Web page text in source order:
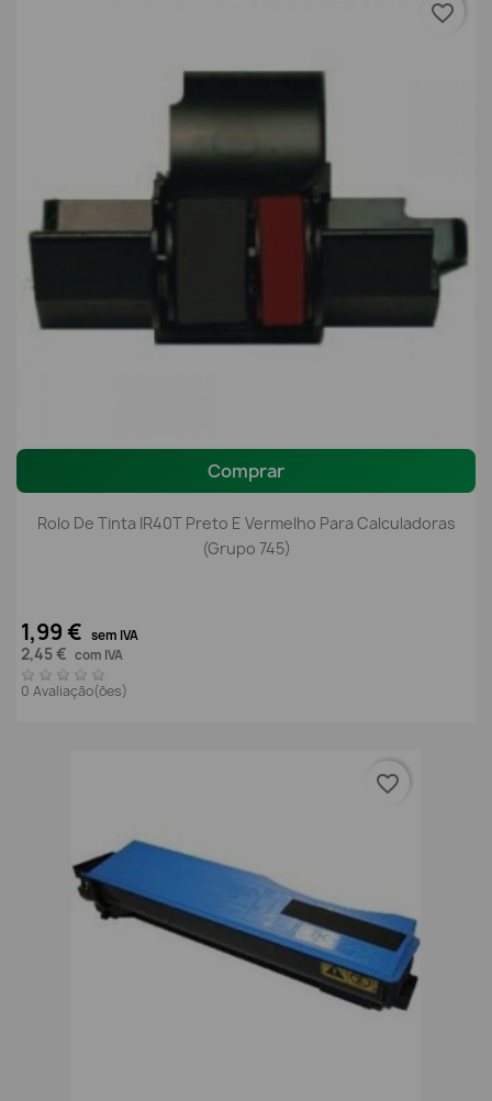
Comprar
Rolo De Tinta IR40T Preto E Vermelho Para Calculadoras
(Grupo 745)
1,99 € sem IVA
2,45 € com IVA
0 Avaliação(ões)
favorite_border
favorite_border